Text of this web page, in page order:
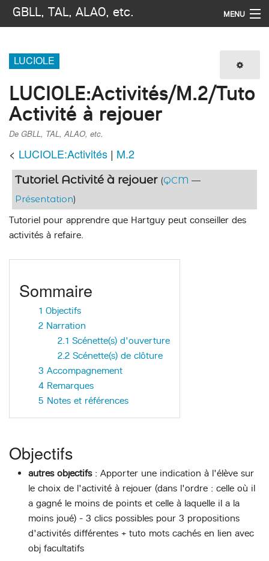
GBLL, TAL, ALAO, etc. MENU
Imprimer / exporter
Rechercher
LUCIOLE
LUCIOLE:Activités/M.2/Tuto
Activité à rejouer
De GBLL, TAL, ALAO, etc.
< LUCIOLE:Activités ‎ | M.2
Tutoriel Activité à rejouer (QCM —
Présentation)
Tutoriel pour apprendre que Hartguy peut conseiller des
activités à refaire.
Sommaire
1 Objectifs
2 Narration
2.1 Scénette(s) d'ouverture
2.2 Scénette(s) de clôture
3 Accompagnement
4 Remarques
5 Notes et références
Objectifs
autres objectifs : Apporter une indication à l'élève sur
le choix de l'activité à rejouer (dans l'ordre : celle où il
a gagné le moins de points et celle à laquelle il a la
moins joué) - 3 clics possibles pour 3 propositions
d'activités différentes + tuto mots cachés en lien avec
obj facultatifs